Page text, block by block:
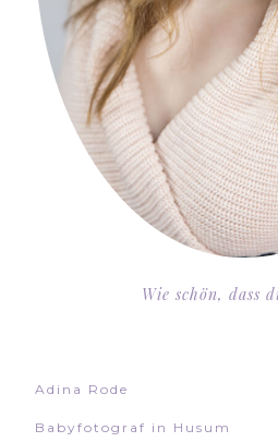
Wie schön, dass
Adina Rode
Babyfotograf in Husum